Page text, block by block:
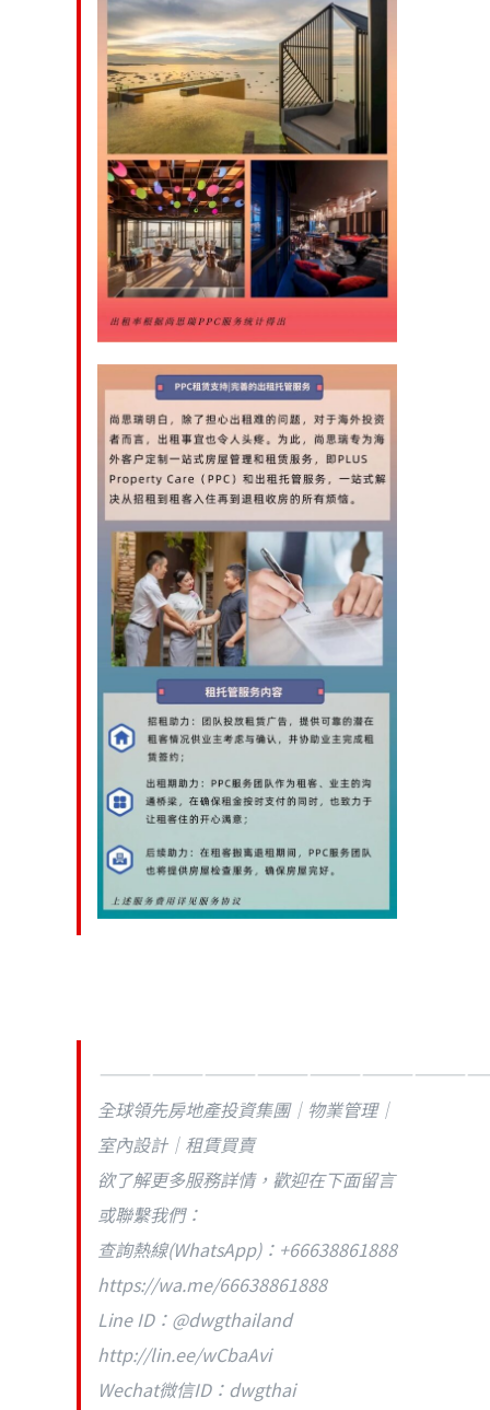
全球領先房地產投資集團｜物業管理｜
室內設計｜租賃買賣
欲了解更多服務詳情，歡迎在下面留言
或聯繫我們：
查詢熱線(WhatsApp)：+66638861888
https://wa.me/66638861888
Line ID：@dwgthailand
http://lin.ee/wCbaAvi
Wechat微信ID：dwgthai